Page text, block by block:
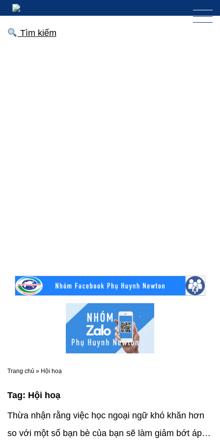
Tìm kiếm
Trang chủ » Hội hoạ
Tag: Hội hoạ
Thừa nhận rằng việc học ngoại ngữ khó khăn hơn
so với một số bạn bè của bạn sẽ làm giảm bớt áp